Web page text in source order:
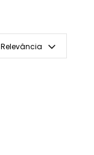
Relevância